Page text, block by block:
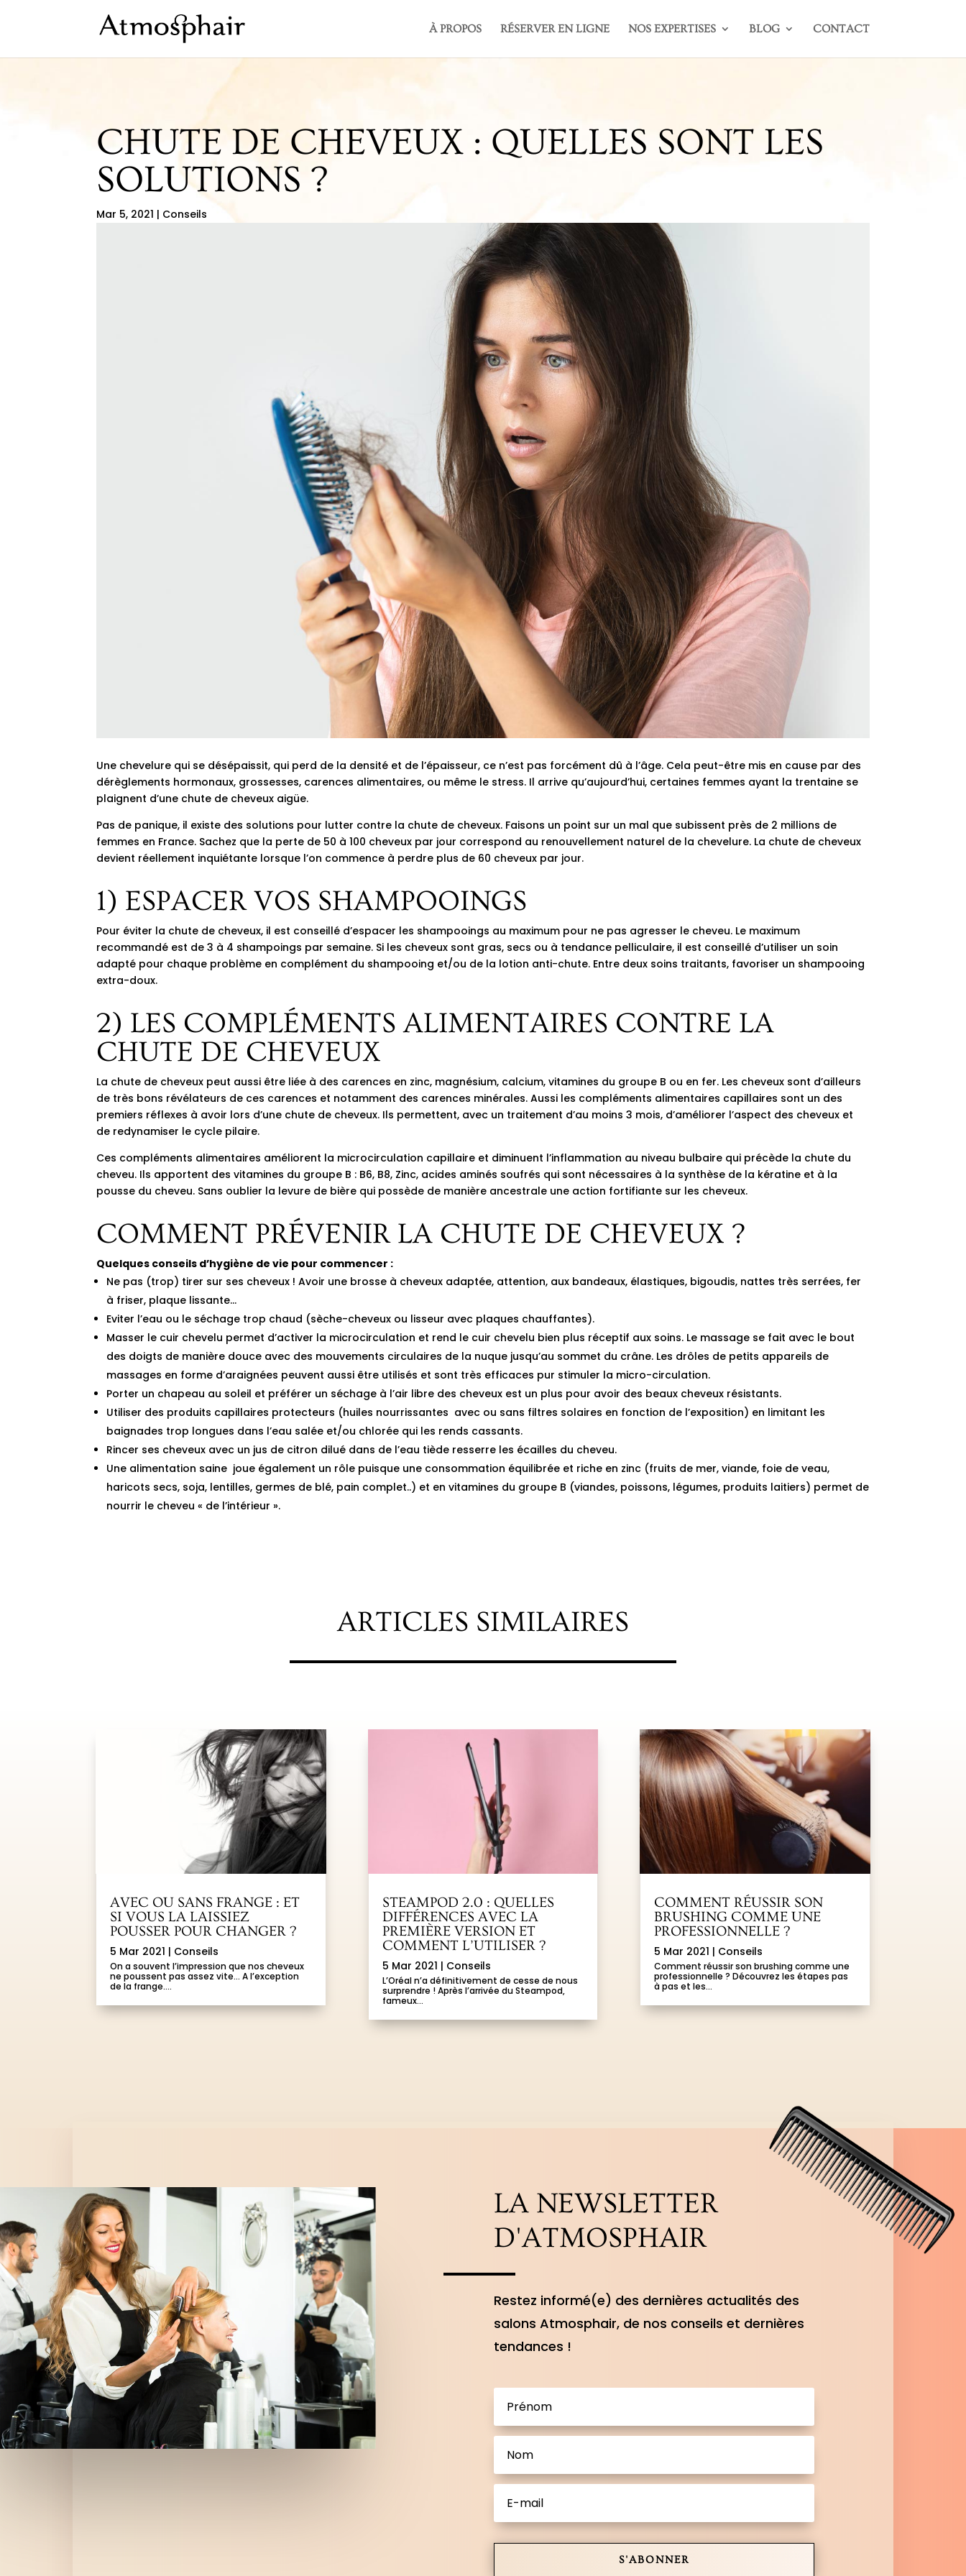
À PROPOS RÉSERVER EN LIGNE NOS EXPERTISES BLOG CONTACT
CHUTE DE CHEVEUX : QUELLES SONT LES
SOLUTIONS ?
Mar 5, 2021 | Conseils
Une chevelure qui se désépaissit, qui perd de la densité et de l’épaisseur, ce n’est pas forcément dû à l’âge. Cela peut-être mis en cause par des
dérèglements hormonaux, grossesses, carences alimentaires, ou même le stress. Il arrive qu’aujourd’hui, certaines femmes ayant la trentaine se
plaignent d’une chute de cheveux aigüe.
Pas de panique, il existe des solutions pour lutter contre la chute de cheveux. Faisons un point sur un mal que subissent près de 2 millions de
femmes en France. Sachez que la perte de 50 à 100 cheveux par jour correspond au renouvellement naturel de la chevelure. La chute de cheveux
devient réellement inquiétante lorsque l’on commence à perdre plus de 60 cheveux par jour.
1) ESPACER VOS SHAMPOOINGS
Pour éviter la chute de cheveux, il est conseillé d’espacer les shampooings au maximum pour ne pas agresser le cheveu. Le maximum
recommandé est de 3 à 4 shampoings par semaine. Si les cheveux sont gras, secs ou à tendance pelliculaire, il est conseillé d’utiliser un soin
adapté pour chaque problème en complément du shampooing et/ou de la lotion anti-chute. Entre deux soins traitants, favoriser un shampooing
extra-doux.
2) LES COMPLÉMENTS ALIMENTAIRES CONTRE LA
CHUTE DE CHEVEUX
La chute de cheveux peut aussi être liée à des carences en zinc, magnésium, calcium, vitamines du groupe B ou en fer. Les cheveux sont d’ailleurs
de très bons révélateurs de ces carences et notamment des carences minérales. Aussi les compléments alimentaires capillaires sont un des
premiers réflexes à avoir lors d’une chute de cheveux. Ils permettent, avec un traitement d’au moins 3 mois, d’améliorer l’aspect des cheveux et
de redynamiser le cycle pilaire.
Ces compléments alimentaires améliorent la microcirculation capillaire et diminuent l’inflammation au niveau bulbaire qui précède la chute du
cheveu. Ils apportent des vitamines du groupe B : B6, B8, Zinc, acides aminés soufrés qui sont nécessaires à la synthèse de la kératine et à la
pousse du cheveu. Sans oublier la levure de bière qui possède de manière ancestrale une action fortifiante sur les cheveux.
COMMENT PRÉVENIR LA CHUTE DE CHEVEUX ?
Quelques conseils d’hygiène de vie pour commencer :
Ne pas (trop) tirer sur ses cheveux ! Avoir une brosse à cheveux adaptée, attention, aux bandeaux, élastiques, bigoudis, nattes très serrées, fer
à friser, plaque lissante…
Eviter l’eau ou le séchage trop chaud (sèche-cheveux ou lisseur avec plaques chauffantes).
Masser le cuir chevelu permet d’activer la microcirculation et rend le cuir chevelu bien plus réceptif aux soins. Le massage se fait avec le bout
des doigts de manière douce avec des mouvements circulaires de la nuque jusqu’au sommet du crâne. Les drôles de petits appareils de
massages en forme d’araignées peuvent aussi être utilisés et sont très efficaces pur stimuler la micro-circulation.
Porter un chapeau au soleil et préférer un séchage à l’air libre des cheveux est un plus pour avoir des beaux cheveux résistants.
Utiliser des produits capillaires protecteurs (huiles nourrissantes avec ou sans filtres solaires en fonction de l’exposition) en limitant les
baignades trop longues dans l’eau salée et/ou chlorée qui les rends cassants.
Rincer ses cheveux avec un jus de citron dilué dans de l’eau tiède resserre les écailles du cheveu.
Une alimentation saine joue également un rôle puisque une consommation équilibrée et riche en zinc (fruits de mer, viande, foie de veau,
haricots secs, soja, lentilles, germes de blé, pain complet..) et en vitamines du groupe B (viandes, poissons, légumes, produits laitiers) permet de
nourrir le cheveu « de l’intérieur ».
ARTICLES SIMILAIRES
AVEC OU SANS FRANGE : ET
SI VOUS LA LAISSIEZ
POUSSER POUR CHANGER ?
5 Mar 2021 | Conseils
On a souvent l’impression que nos cheveux
ne poussent pas assez vite… A l’exception
de la frange....
STEAMPOD 2.0 : QUELLES
DIFFÉRENCES AVEC LA
PREMIÈRE VERSION ET
COMMENT L’UTILISER ?
5 Mar 2021 | Conseils
L’Oréal n’a définitivement de cesse de nous
surprendre ! Après l’arrivée du Steampod,
fameux...
COMMENT RÉUSSIR SON
BRUSHING COMME UNE
PROFESSIONNELLE ?
5 Mar 2021 | Conseils
Comment réussir son brushing comme une
professionnelle ? Découvrez les étapes pas
à pas et les...
LA NEWSLETTER
D'ATMOSPHAIR
Restez informé(e) des dernières actualités des
salons Atmosphair, de nos conseils et dernières
tendances !
S'ABONNER